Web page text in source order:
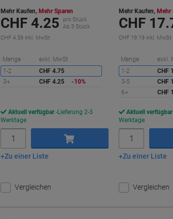
Mehr Kaufen, Mehr Sparen
CHF 4.25
pro Stück
Ab 3 Stück
CHF 4.59 inkl. MwSt
Menge exkl. MwSt
sparen
1-2
CHF 4.75
3+
CHF 4.25 -10%
Aktuell verfügbar Lieferung 2-3
Werktage
In den Warenkorb
Zu einer Liste
Vergleichen
Mehr Kaufen, Mehr
CHF
CHF 19.19 inkl. MwSt
Menge exkl.
1-2
CHF
3-5
CHF
6+
CHF
Aktuell verfügbar
Werktage
In
Zu einer Liste
Vergleichen